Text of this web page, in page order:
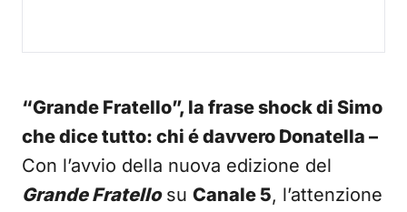
“Grande Fratello”, la frase shock di Simo
che dice tutto: chi é davvero Donatella –
Con l’avvio della nuova edizione del
Grande Fratellosu Canale 5, l’attenzione